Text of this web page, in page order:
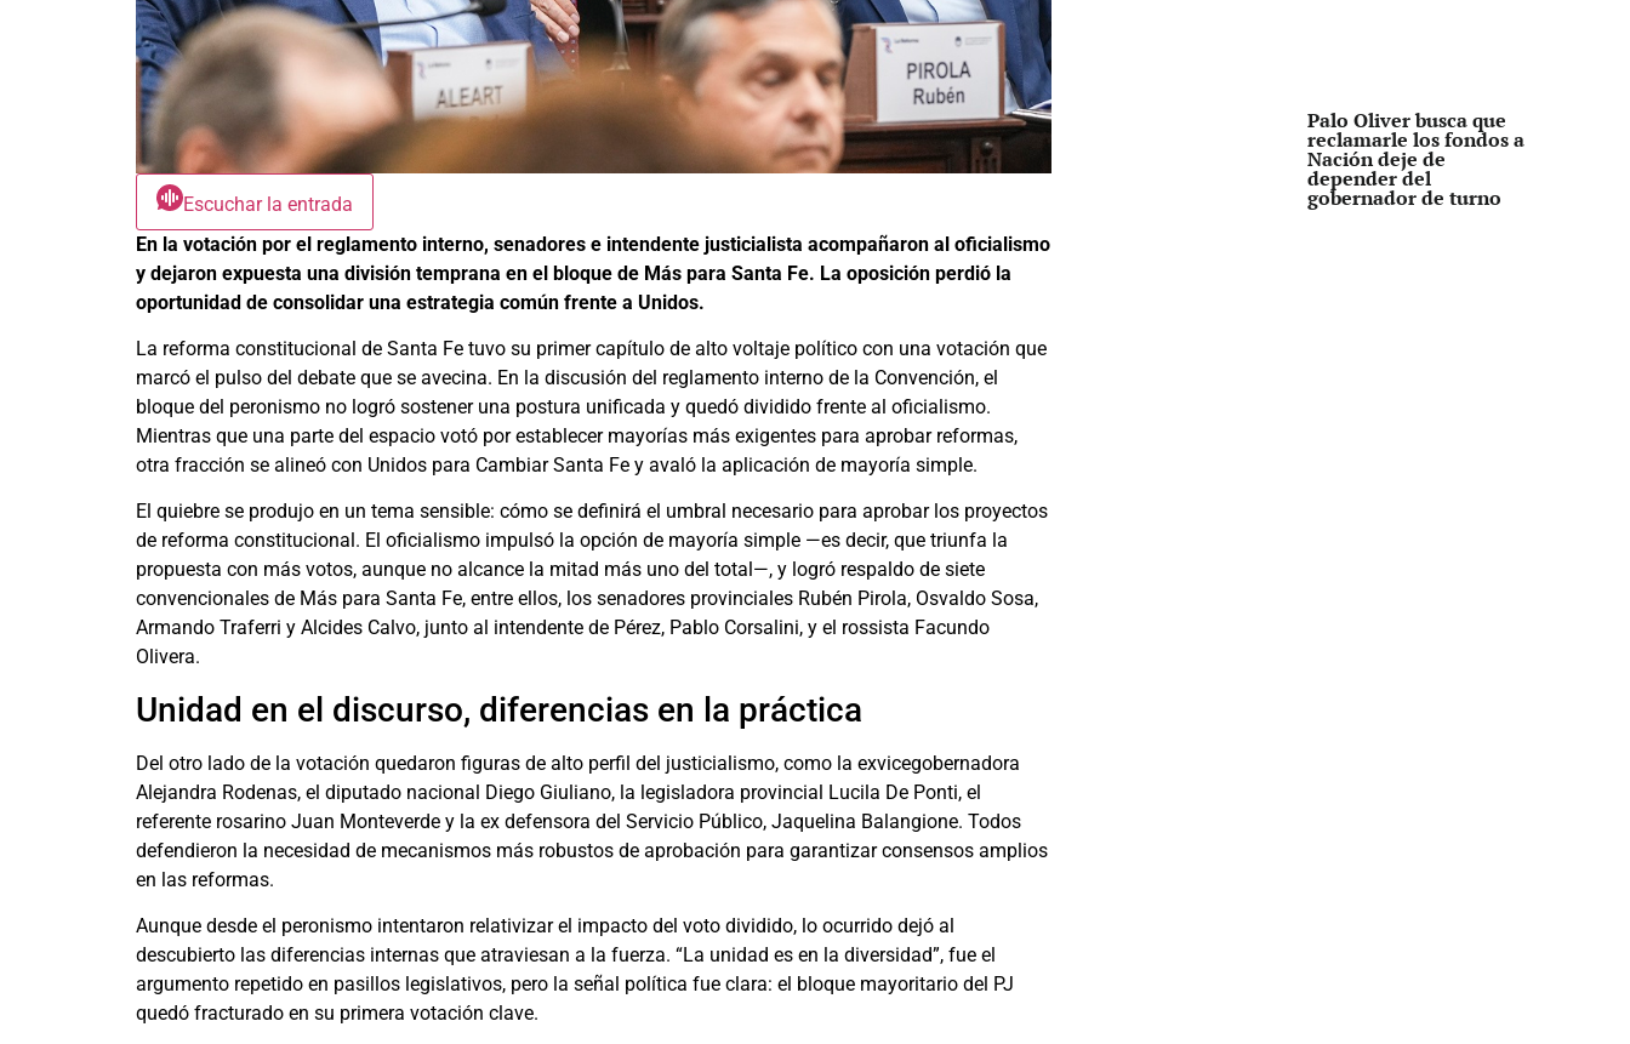
Escuchar la entrada
En la votación por el reglamento interno, senadores e intendente justicialista acompañaron al oficialismo
y dejaron expuesta una división temprana en el bloque de Más para Santa Fe. La oposición perdió la
oportunidad de consolidar una estrategia común frente a Unidos.
La reforma constitucional de Santa Fe tuvo su primer capítulo de alto voltaje político con una votación que
marcó el pulso del debate que se avecina. En la discusión del reglamento interno de la Convención, el
bloque del peronismo no logró sostener una postura unificada y quedó dividido frente al oficialismo.
Mientras que una parte del espacio votó por establecer mayorías más exigentes para aprobar reformas,
otra fracción se alineó con Unidos para Cambiar Santa Fe y avaló la aplicación de mayoría simple.
El quiebre se produjo en un tema sensible: cómo se definirá el umbral necesario para aprobar los proyectos
de reforma constitucional. El oficialismo impulsó la opción de mayoría simple —es decir, que triunfa la
propuesta con más votos, aunque no alcance la mitad más uno del total—, y logró respaldo de siete
convencionales de Más para Santa Fe, entre ellos, los senadores provinciales Rubén Pirola, Osvaldo Sosa,
Armando Traferri y Alcides Calvo, junto al intendente de Pérez, Pablo Corsalini, y el rossista Facundo
Olivera.
Unidad en el discurso, diferencias en la práctica
Del otro lado de la votación quedaron figuras de alto perfil del justicialismo, como la exvicegobernadora
Alejandra Rodenas, el diputado nacional Diego Giuliano, la legisladora provincial Lucila De Ponti, el
referente rosarino Juan Monteverde y la ex defensora del Servicio Público, Jaquelina Balangione. Todos
defendieron la necesidad de mecanismos más robustos de aprobación para garantizar consensos amplios
en las reformas.
Aunque desde el peronismo intentaron relativizar el impacto del voto dividido, lo ocurrido dejó al
descubierto las diferencias internas que atraviesan a la fuerza. “La unidad es en la diversidad”, fue el
argumento repetido en pasillos legislativos, pero la señal política fue clara: el bloque mayoritario del PJ
quedó fracturado en su primera votación clave.
Palo Oliver busca que
reclamarle los fondos a
Nación deje de
depender del
gobernador de turno